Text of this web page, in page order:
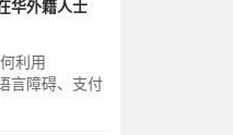
华外籍人士
利用
言障碍、支付